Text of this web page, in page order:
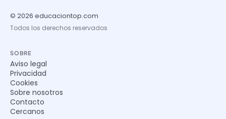
© 2026 educaciontop.com
Todos los derechos reservados
SOBRE
Aviso legal
Privacidad
Cookies
Sobre nosotros
Contacto
Cercanos